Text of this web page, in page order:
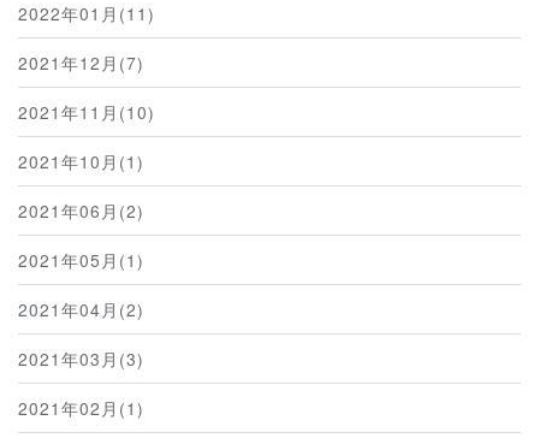
2022年01月(11)
2021年12月(7)
2021年11月(10)
2021年10月(1)
2021年06月(2)
2021年05月(1)
2021年04月(2)
2021年03月(3)
2021年02月(1)